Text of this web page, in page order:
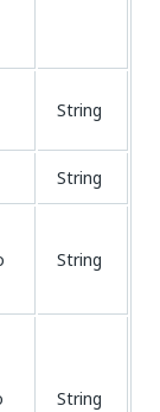
String
String
String
String